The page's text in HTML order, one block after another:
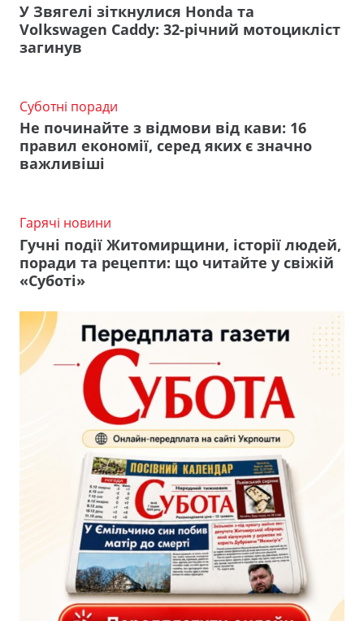
У Звягелі зіткнулися Honda та
Volkswagen Caddy: 32-річний мотоцикліст
загинув
Суботні поради
Не починайте з відмови від кави: 16
правил економії, серед яких є значно
важливіші
Гарячі новини
Гучні події Житомирщини, історії людей,
поради та рецепти: що читайте у свіжій
«Суботі»